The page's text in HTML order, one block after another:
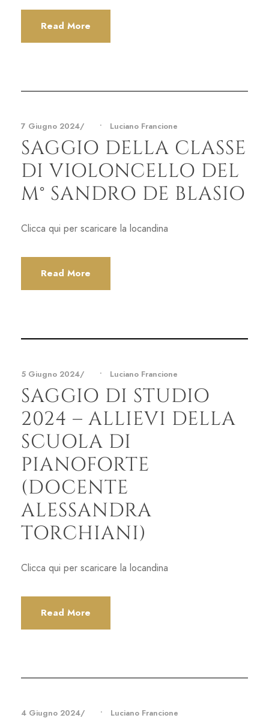
Read More
7 Giugno 2024 • Luciano Francione
SAGGIO DELLA CLASSE
DI VIOLONCELLO DEL
M° SANDRO DE BLASIO
Clicca qui per scaricare la locandina
Read More
5 Giugno 2024 • Luciano Francione
SAGGIO DI STUDIO
2024 – ALLIEVI DELLA
SCUOLA DI
PIANOFORTE
(DOCENTE
ALESSANDRA
TORCHIANI)
Clicca qui per scaricare la locandina
Read More
4 Giugno 2024 • Luciano Francione